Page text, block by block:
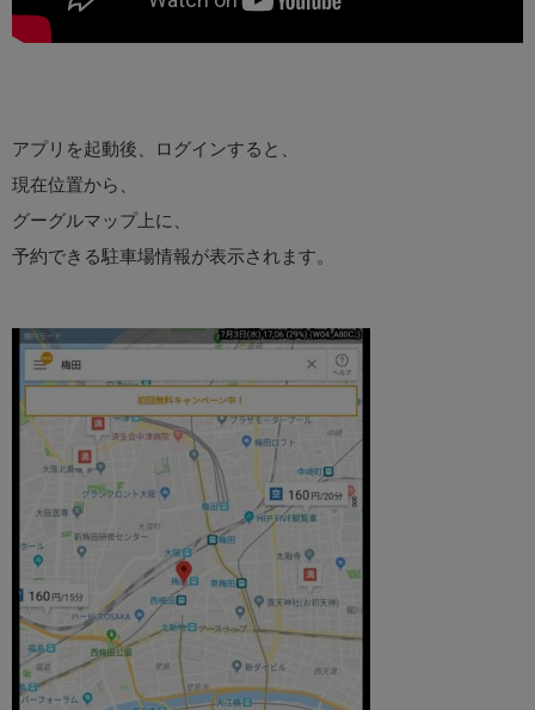
アプリを起動後、ログインすると、
現在位置から、
グーグルマップ上に、
予約できる駐車場情報が表示されます。